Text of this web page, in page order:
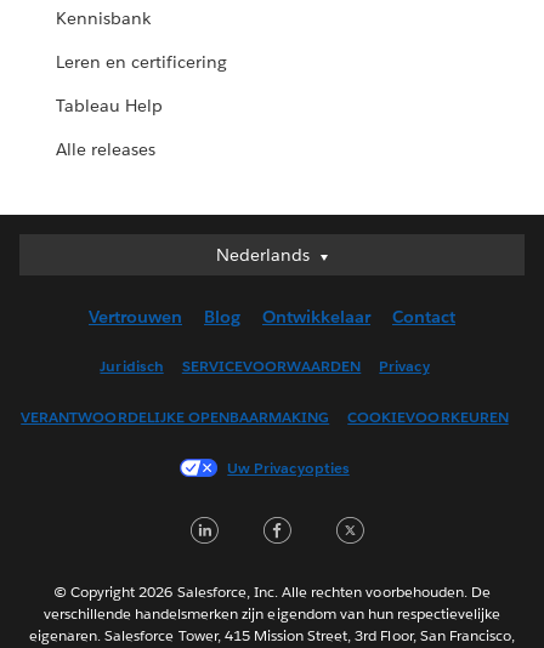
Kennisbank
Leren en certificering
Tableau Help
Alle releases
Nederlands
Nederlands
English (UK)
Français (Canada)
Français (France)
日本語
Português
Svenska
Vertrouwen Blog Ontwikkelaar Contact
Juridisch SERVICEVOORWAARDEN Privacy
VERANTWOORDELIJKE OPENBAARMAKING COOKIEVOORKEUREN
Uw Privacyopties
LinkedInFacebook
© Copyright 2026 Salesforce, Inc. Alle rechten voorbehouden. De
verschillende handelsmerken zijn eigendom van hun respectievelijke
eigenaren. Salesforce Tower, 415 Mission Street, 3rd Floor, San Francisco,